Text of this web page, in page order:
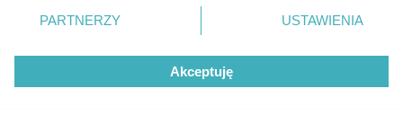
zmienić/wycofać klikając przycisk ustawień prywatności
znajdujący się w lewym dolnym rogu strony
rodzaje przetwarzania danych nie wymagają zgody
użytkownika, ale masz prawo sprzeciwić się takiemu
przetwarzaniu. Preferencje będą miały zastosowanie tylko
PARTNERZY USTAWIENIA
Akceptuję